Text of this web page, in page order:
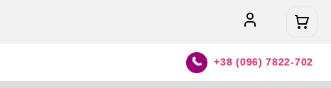
+38 (096) 7822-702